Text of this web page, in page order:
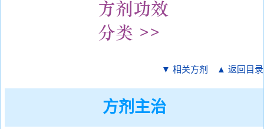
▼ 相关方剂 ▲ 返回目录
方剂主治